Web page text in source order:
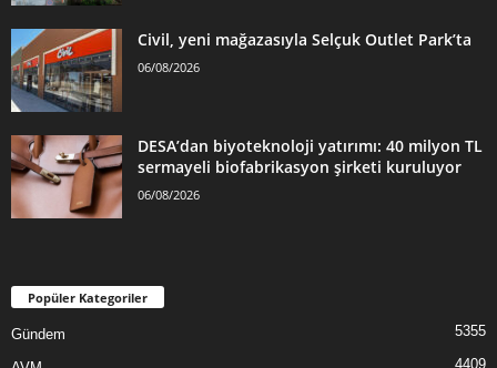
Civil, yeni mağazasıyla Selçuk Outlet Park’ta
06/08/2026
DESA’dan biyoteknoloji yatırımı: 40 milyon TL
sermayeli biofabrikasyon şirketi kuruluyor
06/08/2026
Popüler Kategoriler
Gündem 5355
4409